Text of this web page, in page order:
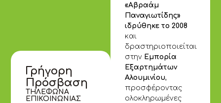
«Αβραάμ
Παναγιωτίδης»
ιδρύθηκε το 2008
και
δραστηριοποιείται
στην Εμπορία
Εξαρτημάτων
Αλουμινίου,
προσφέροντας
ολοκληρωμένες
Γρήγορη
Πρόσβαση
ΤΗΛΕΦΩΝΑ
ΕΠΙΚΟΙΝΩΝΙΑΣ